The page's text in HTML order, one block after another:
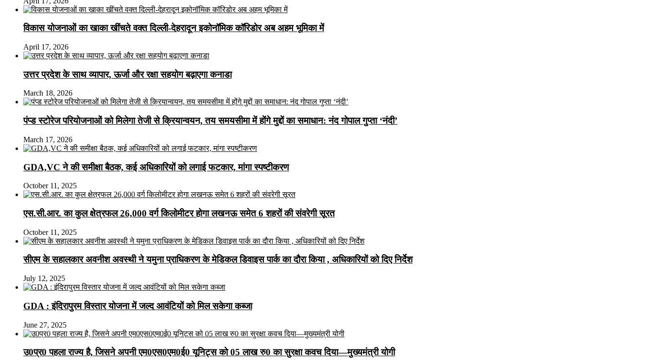
विकास योजनाओं का खाका खींचते वक्त दिल्ली-देहरादून इकोनॉमिक कॉरिडोर अब अहम भूमिका में
April 17, 2026
उत्तर प्रदेश के साथ व्यापार, ऊर्जा और रक्षा सहयोग बढ़ाएगा कनाडा
March 18, 2026
पंप्ड स्टोरेज परियोजनाओं को मिलेगा तेजी से क्रियान्वयन, तय समयसीमा में होंगे मुद्दों का समाधान: नंद गोपाल गुप्ता ‘नंदी’
March 17, 2026
GDA,VC ने की समीक्षा बैठक, कई अधिकारियों को लगाई फटकार, मांगा स्पष्टीकरण
October 11, 2025
एस.सी.आर. का कुल क्षेत्रफल 26,000 वर्ग किलोमीटर होगा लखनऊ समेत 6 शहरों की संवरेगी सूरत
October 11, 2025
सीएम के सहालकार अवनीश अवस्थी ने यमुना प्राधिकरण के मेडिकल डिवाइस पार्क का दौरा किया , अधिकारियों को दिए निर्देश
July 12, 2025
GDA : इंदिरापुरम विस्तार योजना में जल्द आवंटियों को मिल सकेगा कब्जा
June 27, 2025
उ0प्र0 पहला राज्य है, जिसने अपनी एम0एस0एम0ई0 यूनिट्स को 05 लाख रु0 का सुरक्षा कवच दिया—मुख्यमंत्री योगी